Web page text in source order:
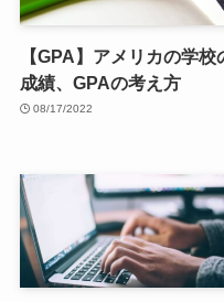
関連記事
【GPA】アメリカの学校